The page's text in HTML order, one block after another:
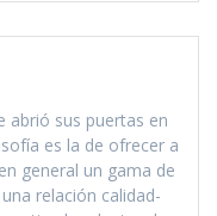
abrió sus puertas en
es la de ofrecer a
general un gama de
relación calidad-